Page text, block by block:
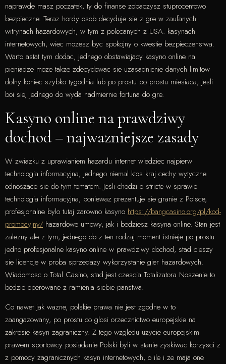
naprawde masz poczatek, ty do finanse zobaczysz stuprocentowo
bezpieczne. Teraz hordy osob decyduje sie z gre w zaufanych
witrynach hazardowych, w tym z polecanych z USA. kasynach
internetowych, wiec mozesz byc spokojny o kwestie bezpieczenstwa.
Warto astat tym dodac, jednego obstawiajacy kasyno online na
pieniadze moze takze zdecydowac sie uzasadnienie danych limitow
dolny koniec szybko tygodnia lub po prostu po prostu miesiaca, jesli
boi sie, jednego do wyda nadmiernie fortuna do gre.
Kasyno online na prawdziwy
dochod – najwazniejsze zasady
W zwiazku z uprawianiem hazardu internet wiedziec najpierw
technologia informacyjna, jednego niemal ktos kraj cechy wytyczne
odnoszace sie do tym tematem. Jesli chodzi o stricte w sprawie
technologia informacyjna, poniewaz prezentuje sie granie z Polsce,
profesjonalne bylo tutaj zarowno kasyno https://bangcasino.org/pl/kod-
promocyjny/ hazardowe umowy, jak i bedziesz kasyna online. Stan jest
zalezny ale z tym, jednego do z ten rodzaj moment istnieje po prostu
jedno profesjonalne kasyno online w prawdziwy dochod, stad cieszy
sie licencje w proba sprzedazy wykorzystanie gier hazardowych.
Wiadomosc o Total Casino, stad jest czescia Totalizatora Noszenie to
bedzie operowane z ramienia siebie panstwa.
Co nawet jak wazne, polskie prawa nie jest zgodne w to
zaangazowany, po prostu co glosi orzecznictwo europejskie na
zakresie kasyn zagraniczny. Z tego wzgledu uzycie europejskim
prawem sportowcy posiadanie Polski byli w stanie zyskiwac korzysci z
z pomocy zagranicznych kasyn internetowych, o ile i ze maja one